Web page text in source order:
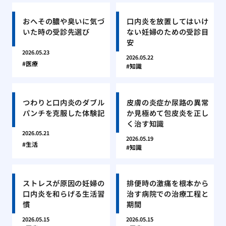
おへその膿や臭いに気づ
いた時の受診先選び
2026.05.23
医療
口内炎を放置してはいけ
ない妊婦のための受診目
安
2026.05.22
知識
つわりと口内炎のダブル
パンチを克服した体験記
2026.05.21
生活
皮膚の炎症か尿路の異常
か見極めて包皮炎を正し
く治す知識
2026.05.19
知識
ストレスが原因の妊婦の
口内炎を和らげる生活習
慣
2026.05.15
排便時の激痛を根本から
治す病院での治療工程と
期間
2026.05.15